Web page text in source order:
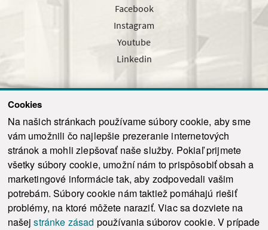
Cookies
Na našich stránkach používame súbory cookie, aby sme
vám umožnili čo najlepšie prezeranie internetových
stránok a mohli zlepšovať naše služby. Pokiaľ prijmete
všetky súbory cookie, umožní nám to prispôsobiť obsah a
marketingové informácie tak, aby zodpovedali vašim
potrebám. Súbory cookie nám taktiež pomáhajú riešiť
problémy, na ktoré môžete naraziť. Viac sa dozviete na
našejstránke zásad používania súborov cookie. V prípade
Facebook
Instagram
Youtube
Linkedin
Odoslať